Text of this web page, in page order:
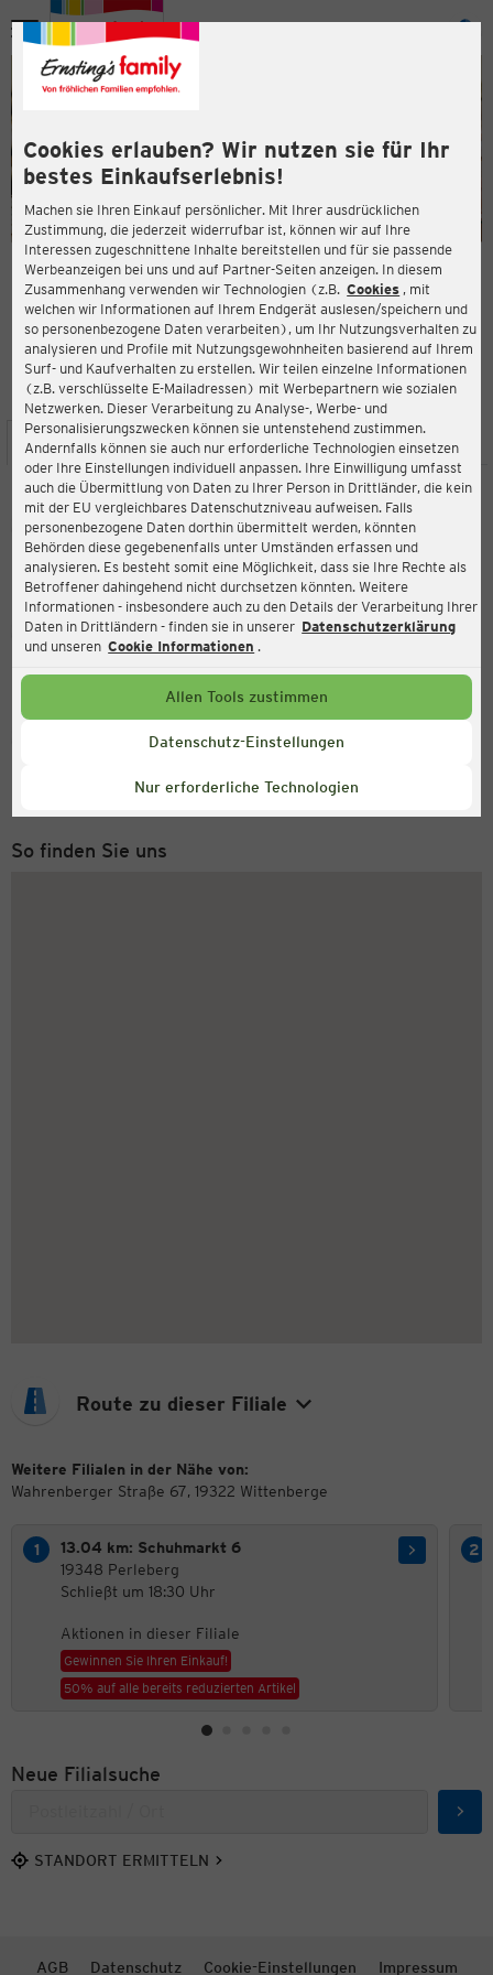
Cookies erlauben? Wir nutzen sie für Ihr
bestes Einkaufserlebnis!
Machen sie Ihren Einkauf persönlicher. Mit Ihrer ausdrücklichen
Zustimmung, die jederzeit widerrufbar ist, können wir auf Ihre
Interessen zugeschnittene Inhalte bereitstellen und für sie passende
Werbeanzeigen bei uns und auf Partner-Seiten anzeigen. In diesem
Zusammenhang verwenden wir Technologien (z.B. Cookies , mit
welchen wir Informationen auf Ihrem Endgerät auslesen/speichern und
so personenbezogene Daten verarbeiten), um Ihr Nutzungsverhalten zu
analysieren und Profile mit Nutzungsgewohnheiten basierend auf Ihrem
Surf- und Kaufverhalten zu erstellen. Wir teilen einzelne Informationen
(z.B. verschlüsselte E-Mailadressen) mit Werbepartnern wie sozialen
Netzwerken. Dieser Verarbeitung zu Analyse-, Werbe- und
Personalisierungszwecken können sie untenstehend zustimmen.
Andernfalls können sie auch nur erforderliche Technologien einsetzen
oder Ihre Einstellungen individuell anpassen. Ihre Einwilligung umfasst
auch die Übermittlung von Daten zu Ihrer Person in Drittländer, die kein
mit der EU vergleichbares Datenschutzniveau aufweisen. Falls
personenbezogene Daten dorthin übermittelt werden, könnten
Behörden diese gegebenenfalls unter Umständen erfassen und
analysieren. Es besteht somit eine Möglichkeit, dass sie Ihre Rechte als
Betroffener dahingehend nicht durchsetzen könnten. Weitere
Informationen - insbesondere auch zu den Details der Verarbeitung Ihrer
Daten in Drittländern - finden sie in unserer Datenschutzerklärung
und unseren Cookie Informationen .
Allen Tools zustimmen
Datenschutz-Einstellungen
Nur erforderliche Technologien
Menü
ERNSTING'S FAMILY FILIALE
Wahrenberger Straße 67
19322 Wittenberge
4,1
Bewertung:
STANDORT SERVICES SORTIMENT AKTIONEN
Ernsting's family
Wahrenberger Straße 67, 19322 Wittenberge
Aktuell:
Geöffnet
Service Hotline
Montag bis Freitag 8-18 Uhr
So finden Sie uns
Route zu dieser Filiale
Weitere Filialen in der Nähe von:
Wahrenberger Straße 67, 19322 Wittenberge
13.04 km: Schuhmarkt 6
19348 Perleberg
Schließt um 18:30 Uhr
Aktionen in dieser Filiale
Gewinnen Sie Ihren Einkauf!
50% auf alle bereits reduzierten Artikel
Neue Filialsuche
STANDORT ERMITTELN
AGB Datenschutz Cookie-Einstellungen Impressum